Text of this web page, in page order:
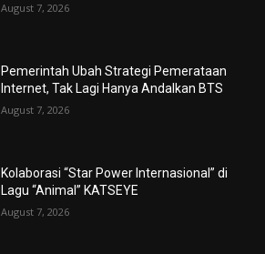
August 7, 2026
Pemerintah Ubah Strategi Pemerataan
Internet, Tak Lagi Hanya Andalkan BTS
August 7, 2026
Kolaborasi “Star Power Internasional” di
Lagu “Animal” KATSEYE
August 7, 2026